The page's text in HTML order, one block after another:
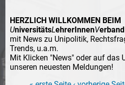
HERZLICH WILLKOMMEN BEIM
UniversitätsLehrerInnenVerband
mit News zu Unipolitik,
Trends, u.a.m.
Mit Klicken "News" oder auf das
unseren neuesten Meldungen!